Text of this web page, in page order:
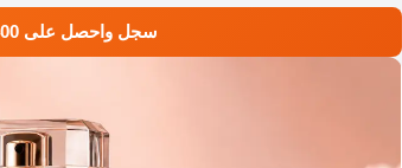
سجل واحصل على 400 رصيد مجاني